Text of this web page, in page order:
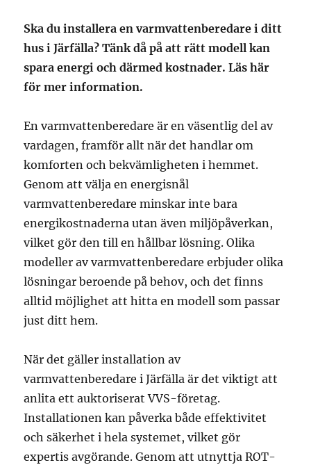
Ska du installera en varmvattenberedare i ditt
hus i Järfälla? Tänk då på att rätt modell kan
spara energi och därmed kostnader. Läs här
för mer information.
En varmvattenberedare är en väsentlig del av
vardagen, framför allt när det handlar om
komforten och bekvämligheten i hemmet.
Genom att välja en energisnål
varmvattenberedare minskar inte bara
energikostnaderna utan även miljöpåverkan,
vilket gör den till en hållbar lösning. Olika
modeller av varmvattenberedare erbjuder olika
lösningar beroende på behov, och det finns
alltid möjlighet att hitta en modell som passar
just ditt hem.
När det gäller installation av
varmvattenberedare i Järfälla är det viktigt att
anlita ett auktoriserat VVS-företag.
Installationen kan påverka både effektivitet
och säkerhet i hela systemet, vilket gör
expertis avgörande. Genom att utnyttja ROT-